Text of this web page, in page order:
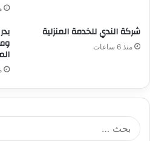
شركة الندي للخدمة المنزلية
منذ 6 ساعات